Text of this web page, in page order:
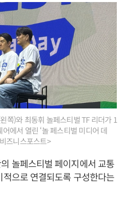
쪽)와 최동휘 놀페스티벌 TF 리더가 1
에서 열린 ‘놀 페스티벌 미디어 데
즈니스포스트>
놀페스티벌 페이지에서 교통
으로 연결되도록 구성한다는